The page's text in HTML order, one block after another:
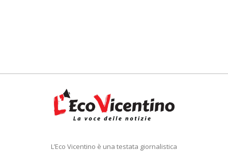
L’Eco Vicentino è una testata giornalistica